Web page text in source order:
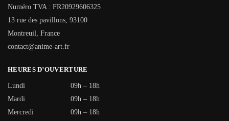
Numéro TVA : FR20929606325
13 rue des pavillons, 93100
Montreuil, France
contact@anime-art.fr
HEURES D’OUVERTURE
Lundi
09h – 18h
Mardi
09h – 18h
Mercredi
09h – 18h